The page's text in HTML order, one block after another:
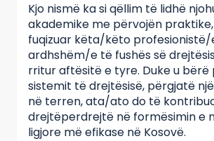
Kjo nismë ka si qëllim të lidhë
akademike me përvojën
fuqizuar këta/këto
ardhshëm/e të fushës së
rritur aftësitë e tyre. Duke u bërë
sistemit të drejtësisë, përgjatë
në terren, ata/ato do të
drejtëperdrejtë në formësimin e
ligjore më efikase në Kosovë.